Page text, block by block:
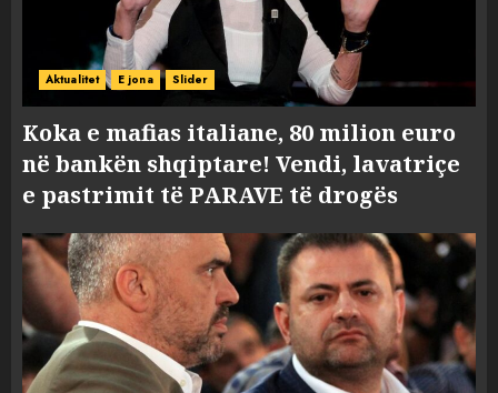
Aktualitet E jona Slider
Koka e mafias italiane, 80 milion euro
në bankën shqiptare! Vendi, lavatriçe
e pastrimit të PARAVE të drogës